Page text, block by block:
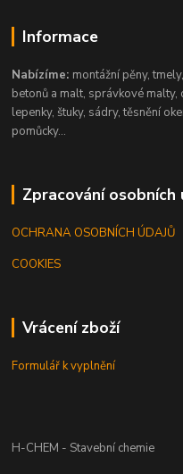
Informace
Nabízíme: montážní pěny,
betonů a malt, správkové
lepenky, štuky, sádry, těsnění
pomůcky...
Zpracování osobních
OCHRANA OSOBNÍCH ÚDAJŮ
COOKIES
Vrácení zboží
Formulář k vyplnění
H-CHEM - Stavební chemie